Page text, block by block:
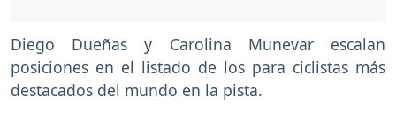
Diego Dueñas y Carolina Munevar escalan
posiciones en el listado de los para ciclistas más
destacados del mundo en la pista.